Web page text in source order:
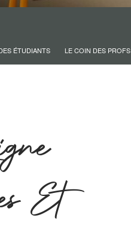
ÉTUDIANTS LE COIN DES PROFS
Et